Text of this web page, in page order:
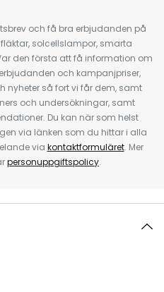
och få bra erbjudanden på
solcellslampor, smarta
den första att få information om
och kampanjpriser,
nyheter så fort vi får dem, samt
och undersökningar, samt
Du kan när som helst
via länken som du hittar i alla
via kontaktformuläret. Mer
personuppgiftspolicy.